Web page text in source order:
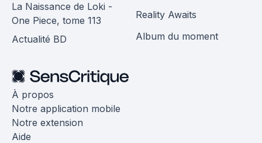
La Naissance de Loki -
One Piece, tome 113
Actualité BD
Reality Awaits
Album du moment
À propos
Notre application mobile
Notre extension
Aide